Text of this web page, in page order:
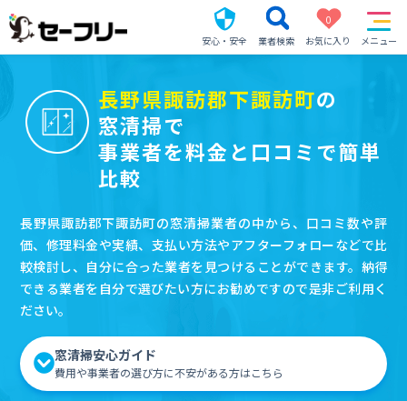
安心・安全 業者検索
0
お気に入り
メニュー
長野県諏訪郡下諏訪町の
窓清掃で
事業者を料金と口コミで簡単
比較
長野県諏訪郡下諏訪町の窓清掃業者の中から、口コミ数や評
価、修理料金や実績、支払い方法やアフターフォローなどで比
較検討し、自分に合った業者を見つけることができます。納得
できる業者を自分で選びたい方にお勧めですので是非ご利用く
ださい。
窓清掃安心ガイド
費用や事業者の選び方に不安がある方はこちら